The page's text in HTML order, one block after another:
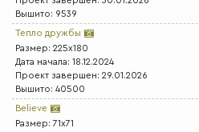
Вышито: 9539
Тепло дружбы
Размер: 225x180
Дата начала: 18.12.2024
Проект завершен: 29.01.2026
Вышито: 40500
Believe
Размер: 71x71